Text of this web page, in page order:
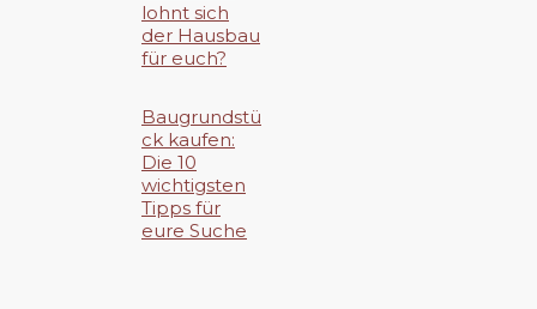
lohnt sich
der Hausbau
für euch?
Baugrundstü
ck kaufen:
Die 10
wichtigsten
Tipps für
eure Suche